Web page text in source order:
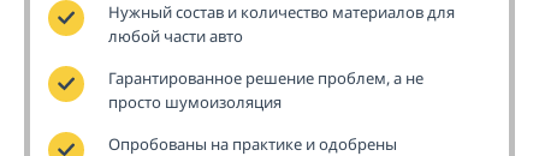
Нужный состав и количество материалов для
любой части авто
Гарантированное решение проблем, а не
просто шумоизоляция
Опробованы на практике и одобрены